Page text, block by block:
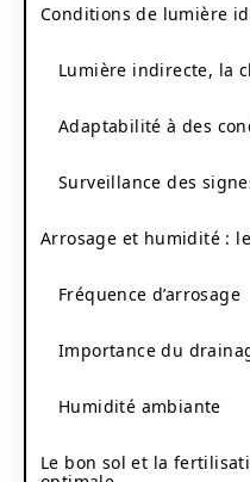
Conditions de lumière
Lumière indirecte, la
Adaptabilité à des
Surveillance des
Arrosage et humidité :
Fréquence d’arrosage
Importance du
Humidité ambiante
Le bon sol et la